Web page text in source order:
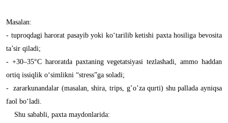
Masalan:
- tuproqdagi harorat pasayib yoki ko‘tarilib ketishi paxta hosiliga bevosita
ta’sir qiladi;
- +30–35°C haroratda paxtaning vegetatsiyasi tezlashadi, ammo haddan
ortiq issiqlik o‘simlikni “stress”ga soladi;
- zararkunandalar (masalan, shira, trips, g’o’za qurti) shu pallada ayniqsa
faol bo‘ladi.
Shu sababli, paxta maydonlarida: